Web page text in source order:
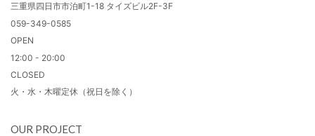
三重県四日市市泊町1-18 タイズビル2F-3F
059-349-0585
OPEN
12:00 - 20:00
CLOSED
火・水・木曜定休（祝日を除く）
OUR PROJECT